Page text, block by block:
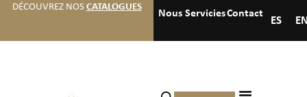
DÉCOUVREZ NOS CATALOGUES
Nous ServiciesContact
ES